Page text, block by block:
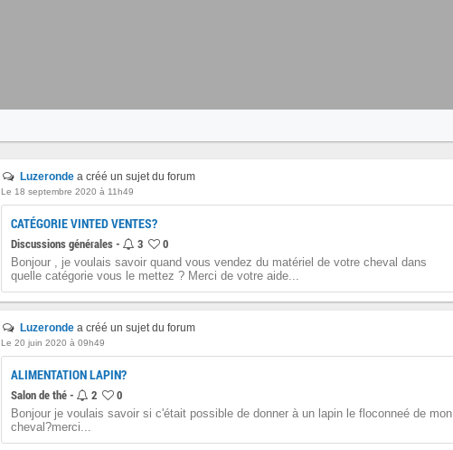
Luzeronde a créé un sujet du forum
Le 18 septembre 2020 à 11h49
CATÉGORIE VINTED VENTES?
Discussions générales - 3 0
Bonjour , je voulais savoir quand vous vendez du matériel de votre cheval dans
quelle catégorie vous le mettez ? Merci de votre aide...
Luzeronde a créé un sujet du forum
Le 20 juin 2020 à 09h49
ALIMENTATION LAPIN?
Salon de thé - 2 0
Bonjour je voulais savoir si c'était possible de donner à un lapin le floconneé de mon
cheval?merci...